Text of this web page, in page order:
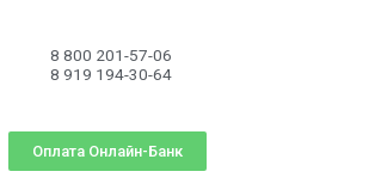
8 800 201-57-06
8 919 194-30-64
Оплата Онлайн-Банк